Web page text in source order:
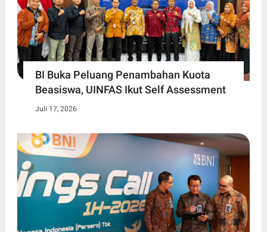
BI Buka Peluang Penambahan Kuota
Beasiswa, UINFAS Ikut Self Assessment
Juli 17, 2026